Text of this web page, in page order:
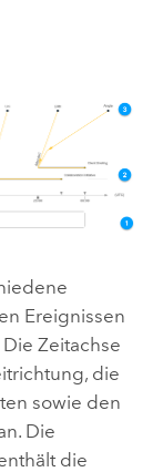
Ereignissen
Zeitachse
die
sowie den
Die
die